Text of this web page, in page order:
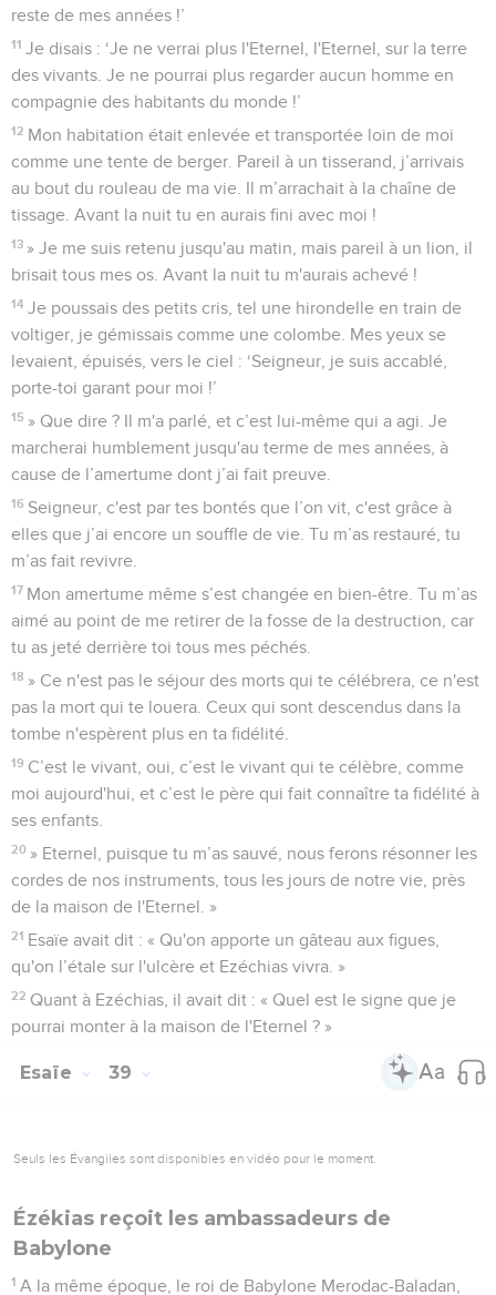
reste de mes années !’
11 Je disais : ‘Je ne verrai plus l'Eternel, l'Eternel, sur la terre
des vivants. Je ne pourrai plus regarder aucun homme en
compagnie des habitants du monde !’
12 Mon habitation était enlevée et transportée loin de moi
comme une tente de berger. Pareil à un tisserand, j’arrivais
au bout du rouleau de ma vie. Il m’arrachait à la chaîne de
tissage. Avant la nuit tu en aurais fini avec moi !
13 » Je me suis retenu jusqu'au matin, mais pareil à un lion, il
brisait tous mes os. Avant la nuit tu m'aurais achevé !
14 Je poussais des petits cris, tel une hirondelle en train de
voltiger, je gémissais comme une colombe. Mes yeux se
levaient, épuisés, vers le ciel : ‘Seigneur, je suis accablé,
porte-toi garant pour moi !’
15 » Que dire ? Il m'a parlé, et c’est lui-même qui a agi. Je
marcherai humblement jusqu'au terme de mes années, à
cause de l’amertume dont j’ai fait preuve.
16 Seigneur, c'est par tes bontés que l’on vit, c'est grâce à
elles que j’ai encore un souffle de vie. Tu m’as restauré, tu
m’as fait revivre.
17 Mon amertume même s’est changée en bien-être. Tu m’as
aimé au point de me retirer de la fosse de la destruction, car
tu as jeté derrière toi tous mes péchés.
18 » Ce n'est pas le séjour des morts qui te célébrera, ce n'est
pas la mort qui te louera. Ceux qui sont descendus dans la
tombe n'espèrent plus en ta fidélité.
19 C’est le vivant, oui, c’est le vivant qui te célèbre, comme
moi aujourd'hui, et c’est le père qui fait connaître ta fidélité à
ses enfants.
20 » Eternel, puisque tu m’as sauvé, nous ferons résonner les
cordes de nos instruments, tous les jours de notre vie, près
de la maison de l'Eternel. »
21 Esaïe avait dit : « Qu'on apporte un gâteau aux figues,
qu'on l’étale sur l'ulcère et Ezéchias vivra. »
22 Quant à Ezéchias, il avait dit : « Quel est le signe que je
pourrai monter à la maison de l'Eternel ? »
Esaïe 39
Seuls les Évangiles sont disponibles en vidéo pour le moment.
Ézékias reçoit les ambassadeurs de
Babylone
1 A la même époque, le roi de Babylone Merodac-Baladan,